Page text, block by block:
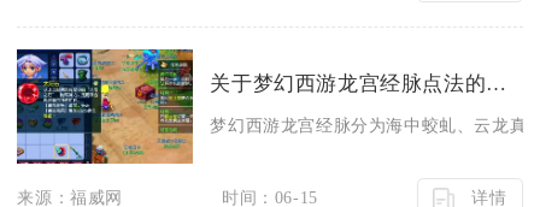
关于梦幻西游龙宫经脉点法的操作应该怎样
梦幻西游龙宫经脉分为海中蛟虬、云龙真
来源：福威网 时间：06-15 详情